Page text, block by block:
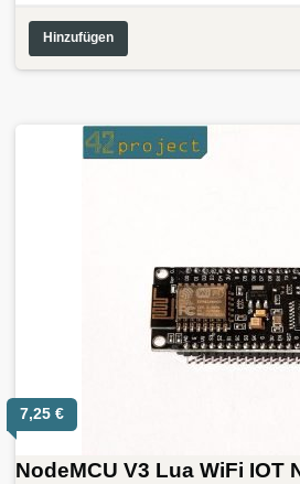
Hinzufügen
7,25 €
NodeMCU V3 Lua WiFi IOT